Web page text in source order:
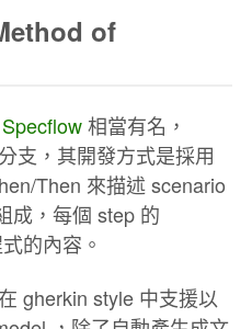
of
Specflow相當有名，
支，其開發方式是採用
Then 來描述 scenario
成，每個 step 的
的內容。
gherkin style 中支援以